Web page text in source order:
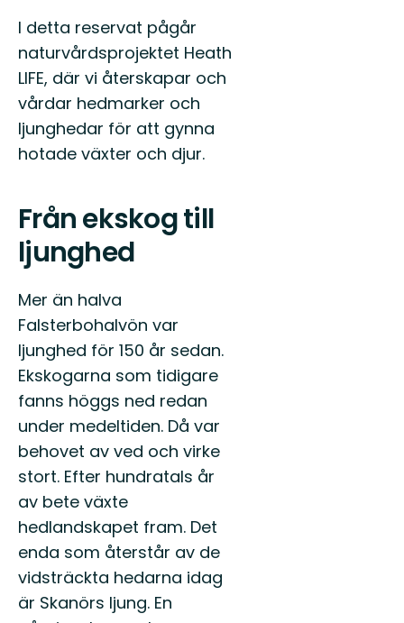
I detta reservat pågår
naturvårdsprojektet Heath
LIFE, där vi återskapar och
vårdar hedmarker och
ljunghedar för att gynna
hotade växter och djur.
Från ekskog till
ljunghed
Mer än halva
Falsterbohalvön var
ljunghed för 150 år sedan.
Ekskogarna som tidigare
fanns höggs ned redan
under medeltiden. Då var
behovet av ved och virke
stort. Efter hundratals år
av bete växte
hedlandskapet fram. Det
enda som återstår av de
vidsträckta hedarna idag
är Skanörs ljung. En